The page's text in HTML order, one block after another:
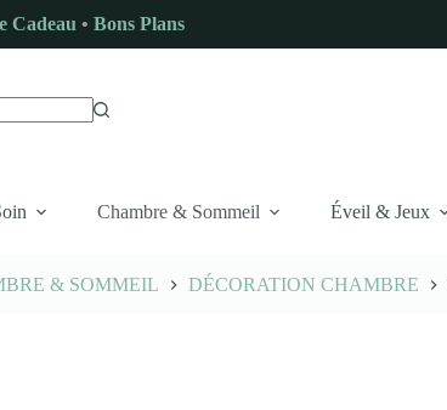
Cadeau • Bons Plans
Chambre & Sommeil Éveil & Jeux
& SOMMEIL DÉCORATION CHAMBRE